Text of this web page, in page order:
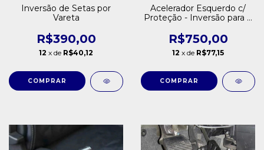
Inversão de Setas por
Vareta
R$390,00
12 x de R$40,12
Acelerador Esquerdo c/
Proteção - Inversão para o
Proteção
R$750,00
12 x de R$77,15